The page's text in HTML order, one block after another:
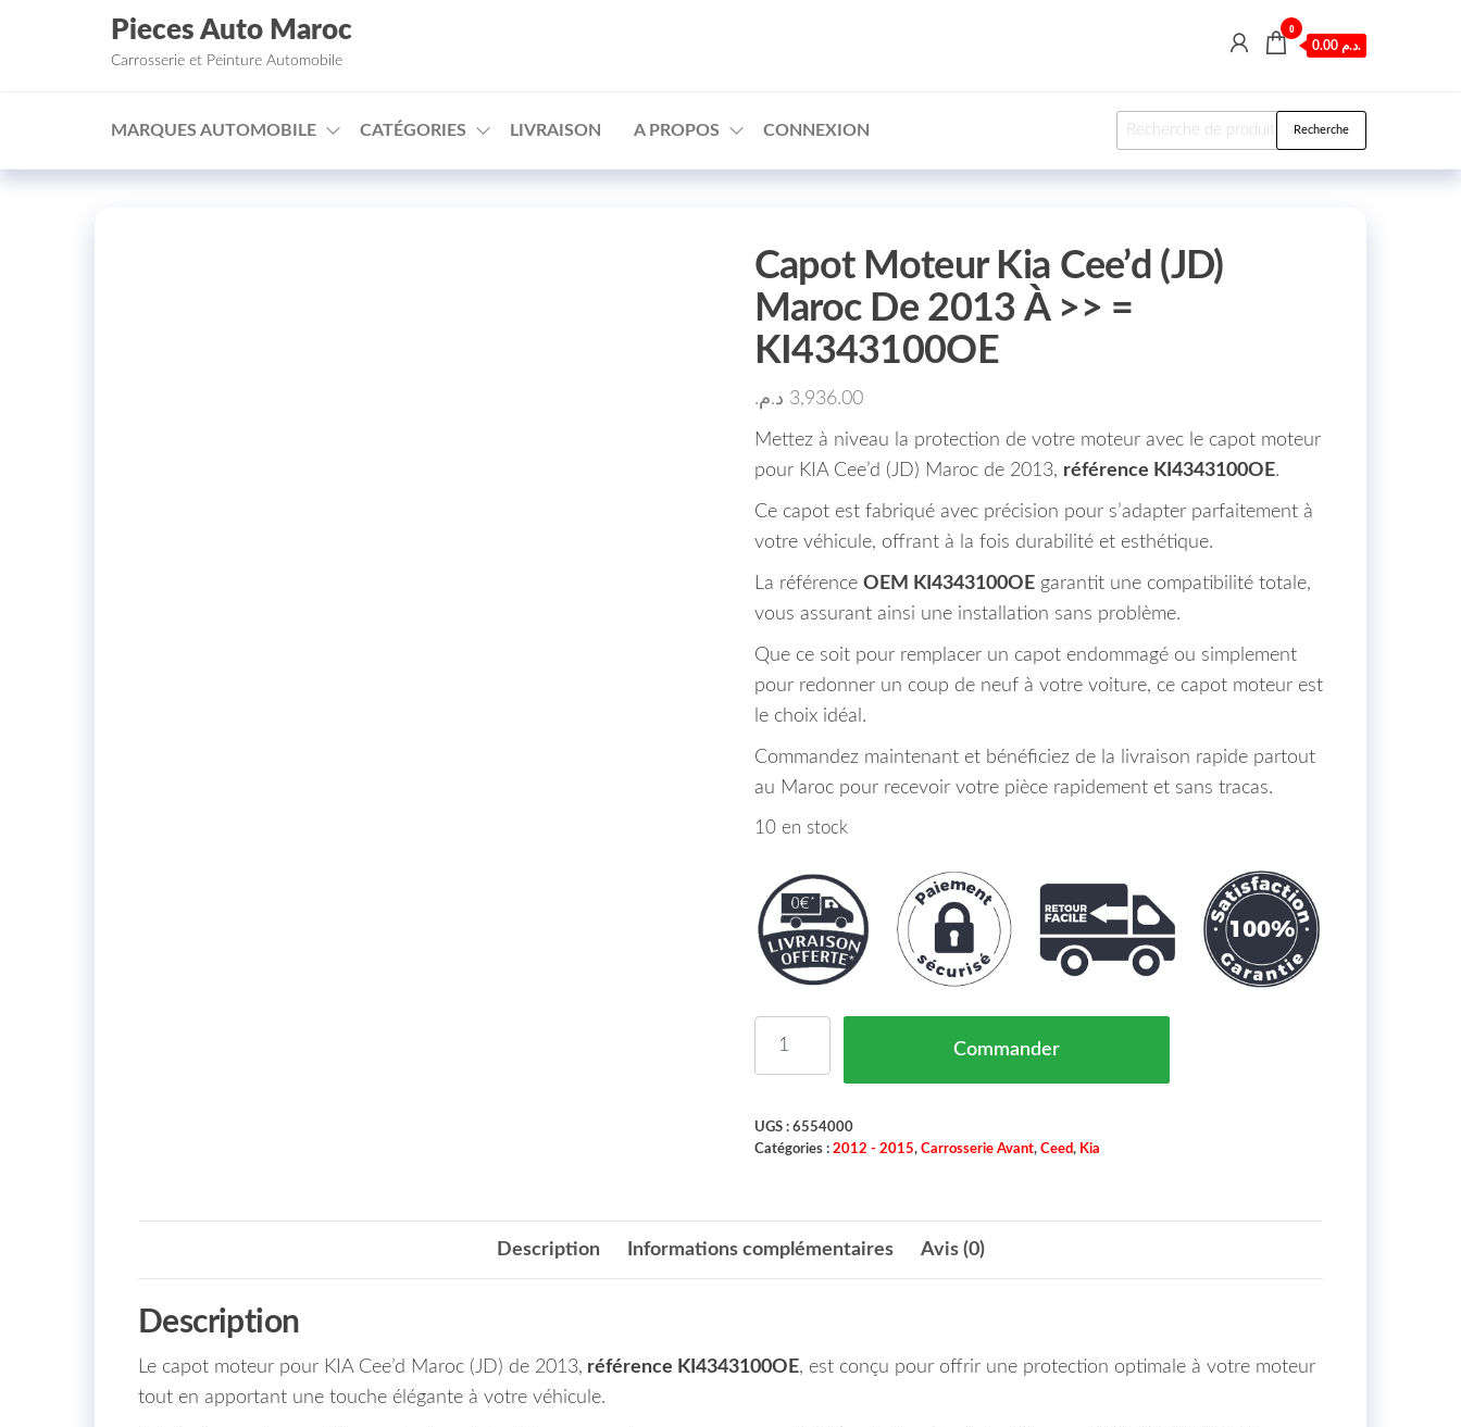
□
Aller au contenu
Pieces Auto Maroc
Carrosserie et Peinture Automobile
0
0.00 د.م.
MARQUES AUTOMOBILE CATÉGORIES LIVRAISON A PROPOS CONNEXION Recherche pour : Recherche
Capot Moteur Kia Cee’d (JD)
Maroc De 2013 À >> =
KI4343100OE
3,936.00 د.م.
Mettez à niveau la protection de votre moteur avec le capot moteur
pour KIA Cee’d (JD) Maroc de 2013, référence KI4343100OE.
Ce capot est fabriqué avec précision pour s’adapter parfaitement à
votre véhicule, offrant à la fois durabilité et esthétique.
La référence OEM KI4343100OEgarantit une compatibilité totale,
vous assurant ainsi une installation sans problème.
Que ce soit pour remplacer un capot endommagé ou simplement
pour redonner un coup de neuf à votre voiture, ce capot moteur est
le choix idéal.
Commandez maintenant et bénéficiez de la livraison rapide partout
au Maroc pour recevoir votre pièce rapidement et sans tracas.
10 en stock
Commander
UGS : 6554000
Catégories : 2012 - 2015, Carrosserie Avant, Ceed, Kia
Description Informations complémentaires Avis (0)
Description
Le capot moteur pour KIA Cee’d Maroc (JD) de 2013, référence KI4343100OE, est conçu pour offrir une protection optimale à votre moteur
tout en apportant une touche élégante à votre véhicule.